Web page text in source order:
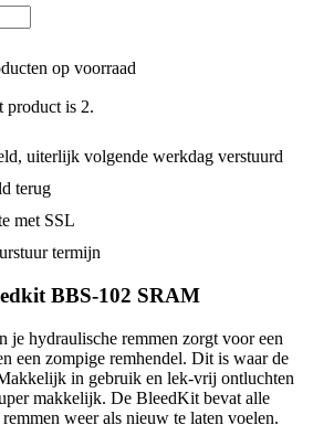
op voorraad
product is 2.
uiterlijk volgende werkdag verstuurd
terug
met SSL
termijn
BBS-102 SRAM
je hydraulische remmen zorgt voor een
een zompige remhendel. Dit is waar de
in gebruik en lek-vrij ontluchten
makkelijk. De BleedKit bevat alle
weer als nieuw te laten voelen.